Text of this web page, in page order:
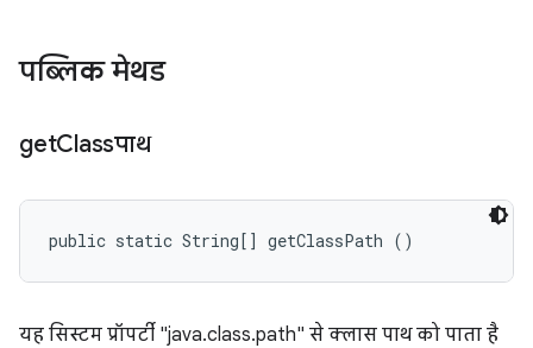
पब्लिक मेथड
getClassपाथ
public static String[] getClassPath ()
यह सिस्टम प्रॉपर्टी "java.class.path" से क्लास पाथ को पाता है